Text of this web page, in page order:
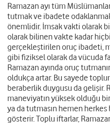
Ramazan ayı tüm
tutmak ve ibadete
önemlidir. İmsak vakti olarak
olarak bilinen vakte kadar
gerçekleştirilen oruç ibadeti,
gibi fiziksel olarak da vücuda
Ramazan ayında oruç
oldukça artar. Bu sayede
beraberlik duygusu da gelişir.
maneviyatın yüksek olduğu
ya da tutmasın hemen herkes
gösterir. Toplu iftarlar,